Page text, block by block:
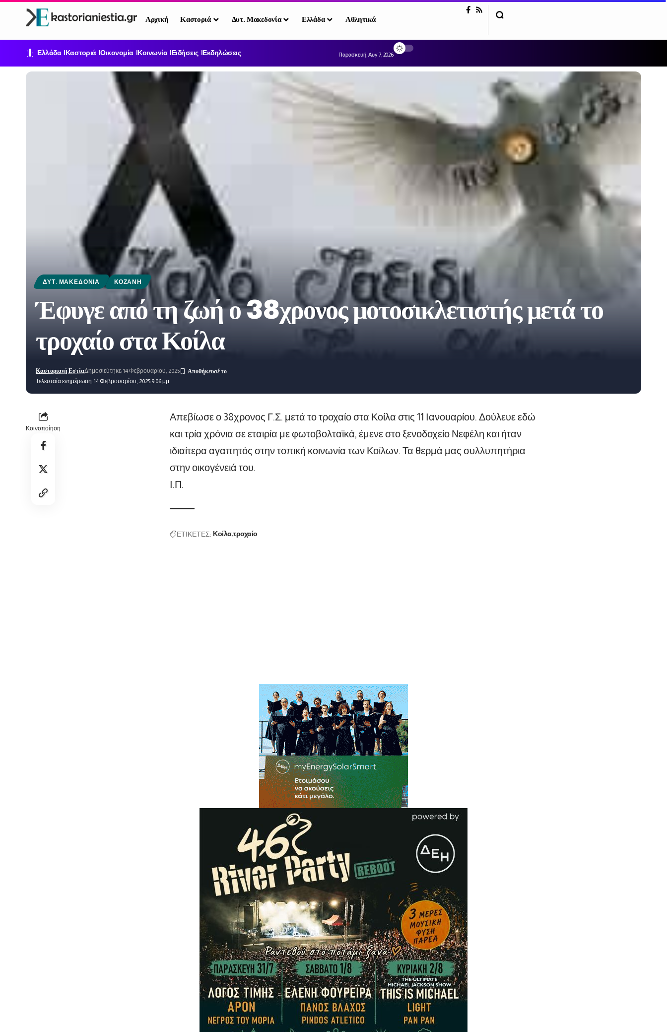
Αρχική Καστοριά Δυτ. Μακεδονία Ελλάδα Αθλητικά
Ελλάδα Καστοριά Οικονομία Κοινωνία Ειδήσεις Εκδηλώσεις Παρασκευή, Αυγ 7, 2026
ΔΥΤ. ΜΑΚΕΔΟΝΊΑ ΚΟΖΆΝΗ
Έφυγε από τη ζωή ο 38χρονος μοτοσικλετιστής μετά το
τροχαίο στα Κοίλα
Τελευταία ενημέρωση: 14 Φεβρουαρίου, 2025 9:06 μμ
Καστοριανή ΕστίαΔημοσιεύτηκε: 14 Φεβρουαρίου, 2025
Κοινοποίηση
Απεβίωσε ο 38χρονος Γ.Σ. μετά το τροχαίο στα Κοίλα στις 11 Ιανουαρίου. Δούλευε εδώ
καιτρία χρόνια σε εταιρία με φωτοβολταϊκά, έμενε στο ξενοδοχείο Νεφέλη και ήταν
ιδιαίτερα αγαπητός στην τοπική κοινωνία των Κοίλων. Τα θερμά μας συλλυπητήρια
στην οικογένειά του.
Ι.Π.
ΕΤΙΚΕΤΕΣ: Κοίλα τροχαίο